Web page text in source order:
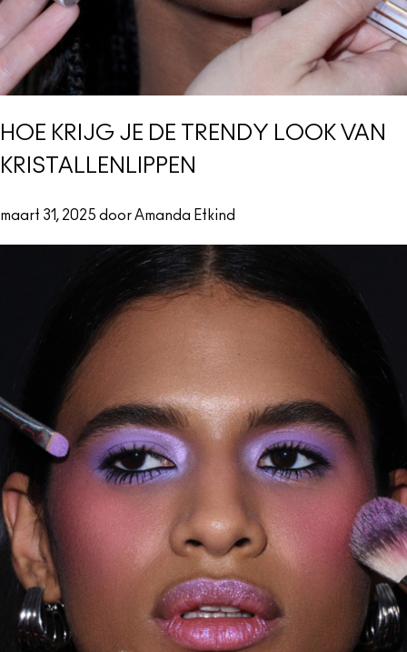
HOE KRIJG JE DE TRENDY LOOK VAN
KRISTALLENLIPPEN
maart 31, 2025 door Amanda Etkind